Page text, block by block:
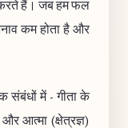
करते हैं। जब हम फल
कम होता है और
संबंधों में - गीता के
और आत्मा (क्षेत्रज्ञ)